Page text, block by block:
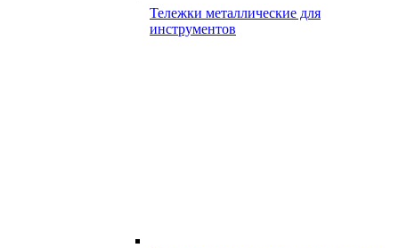
Тележки металлические для
инструментов